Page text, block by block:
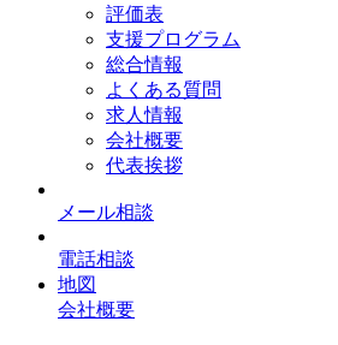
評価表
支援プログラム
総合情報
よくある質問
求人情報
会社概要
代表挨拶
メール相談
電話相談
地図
会社概要